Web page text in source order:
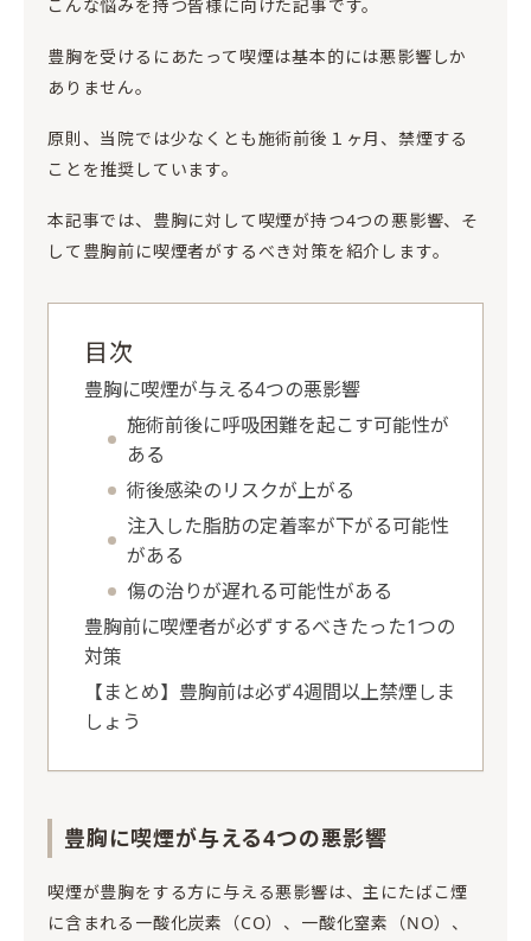
こんな悩みを持つ皆様に向けた記事です。
豊胸を受けるにあたって喫煙は基本的には悪影響しか
ありません。
原則、当院では少なくとも施術前後１ヶ月、禁煙する
ことを推奨しています。
本記事では、豊胸に対して喫煙が持つ4つの悪影響、そ
して豊胸前に喫煙者がするべき対策を紹介します。
目次
豊胸に喫煙が与える4つの悪影響
施術前後に呼吸困難を起こす可能性が
ある
術後感染のリスクが上がる
注入した脂肪の定着率が下がる可能性
がある
傷の治りが遅れる可能性がある
豊胸前に喫煙者が必ずするべきたった1つの
対策
【まとめ】豊胸前は必ず4週間以上禁煙しま
しょう
豊胸に喫煙が与える4つの悪影響
喫煙が豊胸をする方に与える悪影響は、主にたばこ煙
に含まれる一酸化炭素（CO）、一酸化窒素（NO）、